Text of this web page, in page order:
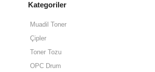
Kategoriler
Muadil Toner
Çipler
Toner Tozu
OPC Drum